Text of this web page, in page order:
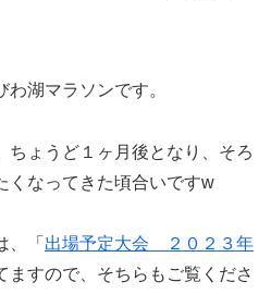
湖マラソンです。
ちょうど１ヶ月後となり、そろ
くなってきた頃合いですw
、「 出場予定大会 ２０２３年
ますので、そちらもご覧くださ